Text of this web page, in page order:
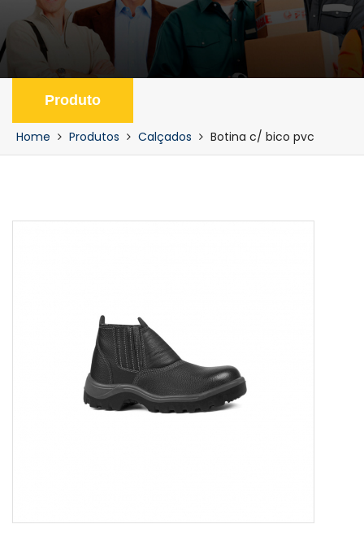
Produto
Home Produtos Calçados Botina c/ bico pvc